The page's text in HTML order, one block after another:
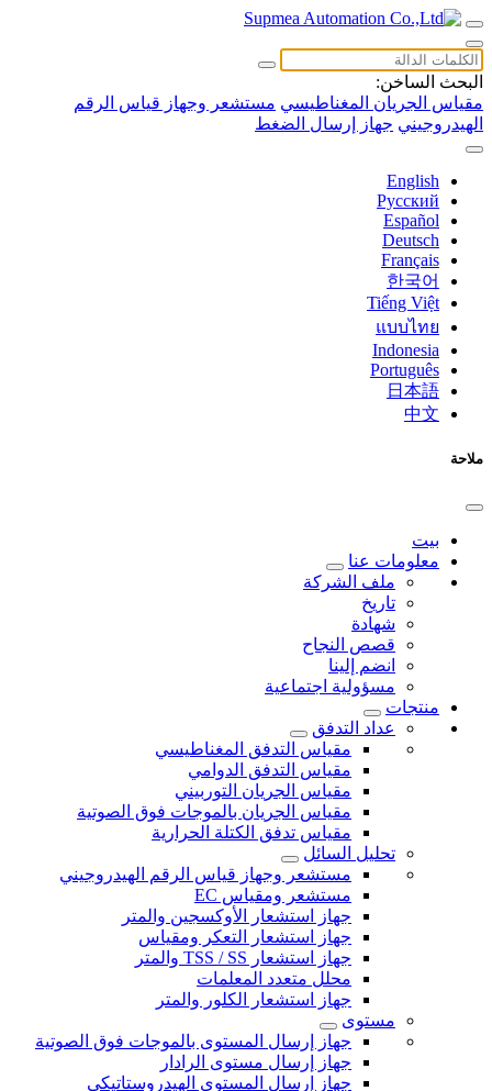
البحث الساخن:
مقياس الجريان المغناطيسي مستشعر وجهاز قياس الرقم
الهيدروجيني جهاز إرسال الضغط
English
Русский
Español
Deutsch
Français
한국어
Tiếng Việt
แบบไทย
Indonesia
Português
日本語
中文
ملاحة
بيت
معلومات عنا
ملف الشركة
تاريخ
شهادة
قصص النجاح
انضم إلينا
مسؤولية اجتماعية
منتجات
عداد التدفق
مقياس التدفق المغناطيسي
مقياس التدفق الدوامي
مقياس الجريان التوربيني
مقياس الجريان بالموجات فوق الصوتية
مقياس تدفق الكتلة الحرارية
تحليل السائل
مستشعر وجهاز قياس الرقم الهيدروجيني
مستشعر ومقياس EC
جهاز استشعار الأوكسجين والمتر
جهاز استشعار التعكر ومقياس
جهاز استشعار TSS / SS والمتر
محلل متعدد المعلمات
جهاز استشعار الكلور والمتر
مستوى
جهاز إرسال المستوى بالموجات فوق الصوتية
جهاز إرسال مستوى الرادار
جهاز إرسال المستوى الهيدروستاتيكي